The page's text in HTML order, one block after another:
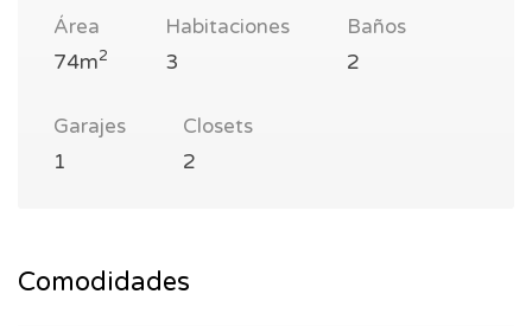
Área
74m2
Habitaciones
3
Baños
2
Garajes
1
Closets
2
Comodidades